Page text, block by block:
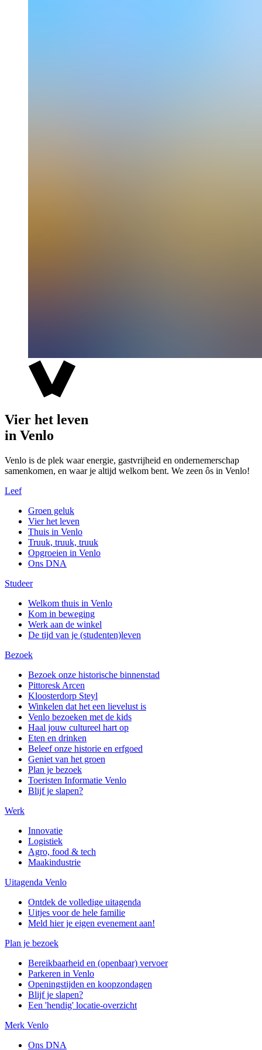
Vier het leven
in Venlo
Venlo is de plek waar energie, gastvrijheid en ondernemerschap
samenkomen, en waar je altijd welkom bent. We zeen ôs in Venlo!
Leef
Groen geluk
Vier het leven
Thuis in Venlo
Truuk, truuk, truuk
Opgroeien in Venlo
Ons DNA
Studeer
Welkom thuis in Venlo
Kom in beweging
Werk aan de winkel
De tijd van je (studenten)leven
Bezoek
Bezoek onze historische binnenstad
Pittoresk Arcen
Kloosterdorp Steyl
Winkelen dat het een lievelust is
Venlo bezoeken met de kids
Haal jouw cultureel hart op
Eten en drinken
Beleef onze historie en erfgoed
Geniet van het groen
Plan je bezoek
Toeristen Informatie Venlo
Blijf je slapen?
Werk
Innovatie
Logistiek
Agro, food & tech
Maakindustrie
Uitagenda Venlo
Ontdek de volledige uitagenda
Uitjes voor de hele familie
Meld hier je eigen evenement aan!
Plan je bezoek
Bereikbaarheid en (openbaar) vervoer
Parkeren in Venlo
Openingstijden en koopzondagen
Blijf je slapen?
Een 'hendig' locatie-overzicht
Merk Venlo
Ons DNA